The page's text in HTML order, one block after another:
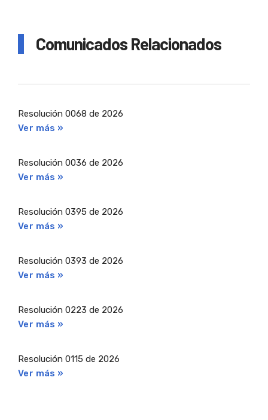
Comunicados Relacionados
Resolución 0068 de 2026
Ver más »
Resolución 0036 de 2026
Ver más »
Resolución 0395 de 2026
Ver más »
Resolución 0393 de 2026
Ver más »
Resolución 0223 de 2026
Ver más »
Resolución 0115 de 2026
Ver más »